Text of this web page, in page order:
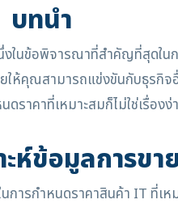
บทนำ
ในข้อพิจารณาที่สำคัญที่สุดใน
ให้คุณสามารถแข่งขันกับธุรกิ
ดราคาที่เหมาะสมก็ไม่ใช่เรื่อ
ะห์ข้อมูลการขา
การกำหนดราคาสินค้า IT ที่เ